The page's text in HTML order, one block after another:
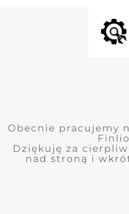
Obecnie pracujemy
Finlio
Dziękuję za
nad stroną i